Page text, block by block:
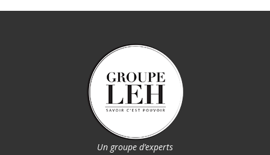
Un groupe d’experts